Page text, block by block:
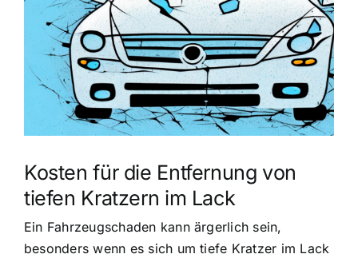
Kosten für die Entfernung von
tiefen Kratzern im Lack
Ein Fahrzeugschaden kann ärgerlich sein,
besonders wenn es sich um tiefe Kratzer im Lack